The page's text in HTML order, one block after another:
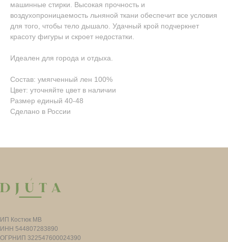
машинные стирки. Высокая прочность и
воздухопроницаемость льняной ткани обеспечит все условия
для того, чтобы тело дышало. Удачный крой подчеркнет
красоту фигуры и скроет недостатки.
Идеален для города и отдыха.
Состав: умягченный лен 100%
Цвет: уточняйте цвет в наличии
Размер единый 40-48
Сделано в России
ИП Костюк МВ
ИНН 544807283890
ОГРНИП 322547600024390